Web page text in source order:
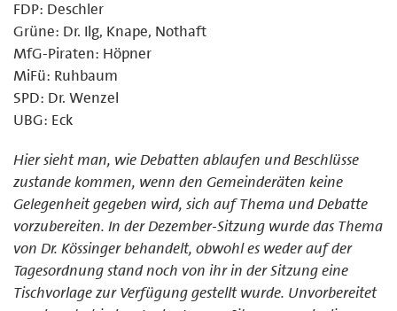
FDP: Deschler
Grüne: Dr. Ilg, Knape, Nothaft
MfG-Piraten: Höpner
MiFü: Ruhbaum
SPD: Dr. Wenzel
UBG: Eck
Hier sieht man, wie Debatten ablaufen und Beschlüsse
zustande kommen, wenn den Gemeinderäten keine
Gelegenheit gegeben wird, sich auf Thema und Debatte
vorzubereiten. In der Dezember-Sitzung wurde das Thema
von Dr. Kössinger behandelt, obwohl es weder auf der
Tagesordnung stand noch von ihr in der Sitzung eine
Tischvorlage zur Verfügung gestellt wurde. Unvorbereitet